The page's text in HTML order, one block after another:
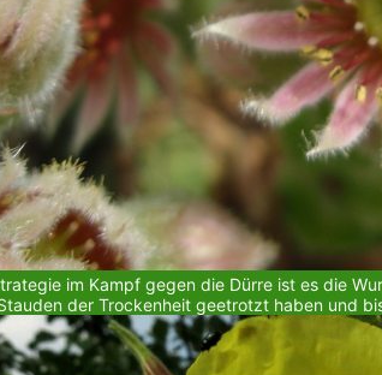
im Kampf gegen die Dürre ist es die
der Trockenheit geetrotzt haben und